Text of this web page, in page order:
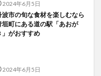
2024年6月5日
波市の旬な食材を楽しむなら
垣町にある道の駅「あおが
」がおすすめ
2024年6月5日